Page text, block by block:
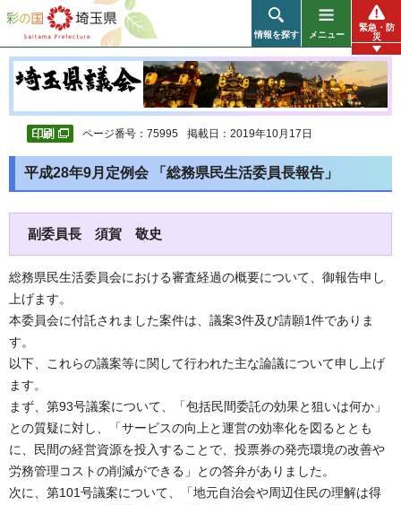
彩の国 埼玉県
情報を探す メニュー
緊急・防
災
ページ番号：75995 掲載日：2019年10月17日
平成28年9月定例会 「総務県民生活委員長報告」
副委員長 須賀 敬史
総務県民生活委員会における審査経過の概要について、御報告申し
上げます。
本委員会に付託されました案件は、議案3件及び請願1件でありま
す。
以下、これらの議案等に関して行われた主な論議について申し上げ
ます。
まず、第93号議案について、「包括民間委託の効果と狙いは何か」
との質疑に対し、「サービスの向上と運営の効率化を図るととも
に、民間の経営資源を投入することで、投票券の発売環境の改善や
労務管理コストの削減ができる」との答弁がありました。
次に、第101号議案について、「地元自治会や周辺住民の理解は得